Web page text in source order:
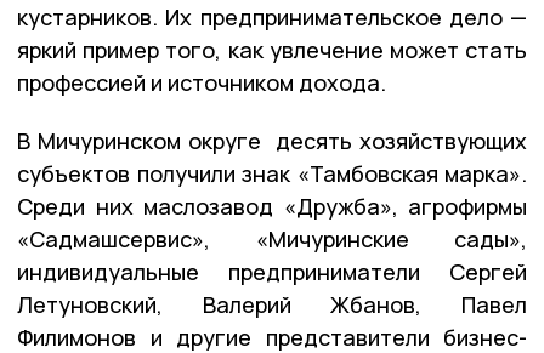
кустарников. Их предпринимательское дело —
яркий пример того, как увлечение может стать
профессией и источником дохода.
В Мичуринском округе десять хозяйствующих
субъектов получили знак «Тамбовская марка».
Среди них маслозавод «Дружба», агрофирмы
«Садмашсервис», «Мичуринские сады»,
индивидуальные предприниматели Сергей
Летуновский, Валерий Жбанов, Павел
Филимонов и другие представители бизнес-